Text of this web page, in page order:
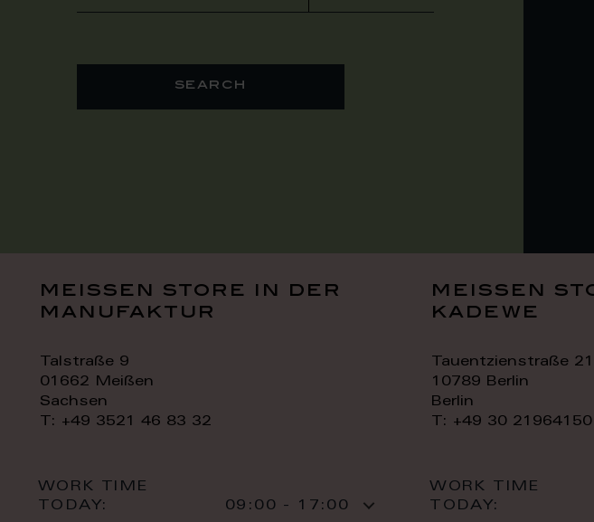
search
meissen store in der
manufaktur
Talstraße 9
01662 Meißen
Sachsen
T: +49 3521 46 83 32
WORK TIME
TODAY:
09:00 - 17:00
meissen
kadewe
Tauentzienstraße
10789 Berlin
Berlin
T: +49 30 21964150
WORK TIME
TODAY: